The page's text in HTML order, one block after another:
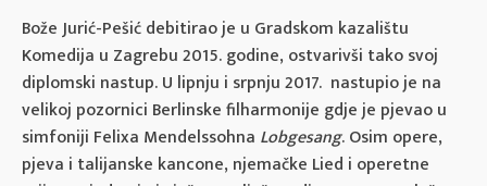
Bože Jurić-Pešić debitirao je u Gradskom kazalištu
Komedija u Zagrebu 2015. godine, ostvarivši tako svoj
diplomski nastup. U lipnju i srpnju 2017. nastupio je na
velikoj pozornici Berlinske filharmonije gdje je pjevao u
simfoniji Felixa Mendelssohna Lobgesang. Osim opere,
pjeva i talijanske kancone, njemačke Lied i operetne